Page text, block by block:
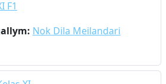
F1
Nok Dila Meilandari